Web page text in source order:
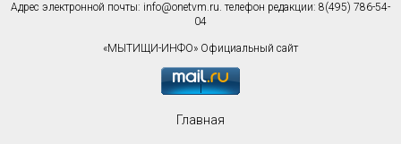
Адрес электронной почты: info@onetvm.ru. телефон редакции: 8(495) 786-54-
04
«МЫТИЩИ-ИНФО» Официальный сайт
Главная